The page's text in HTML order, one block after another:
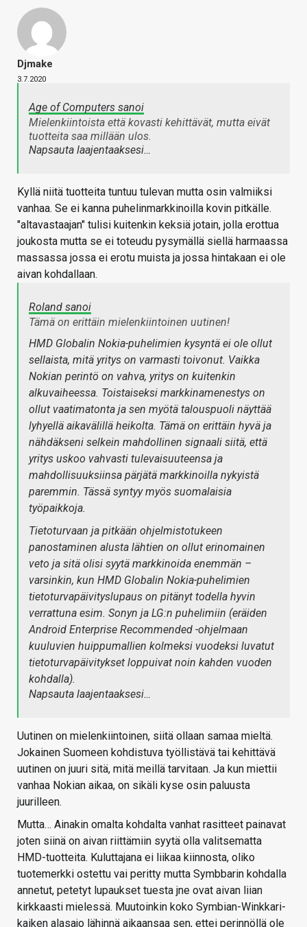
Djmake
3.7.2020
Age of Computers sanoi
Mielenkiintoista että kovasti kehittävät, mutta eivät
tuotteita saa millään ulos.
Napsauta laajentaaksesi…
Kyllä niitä tuotteita tuntuu tulevan mutta osin valmiiksi
vanhaa. Se ei kanna puhelinmarkkinoilla kovin pitkälle.
"altavastaajan" tulisi kuitenkin keksiä jotain, jolla erottua
joukosta mutta se ei toteudu pysymällä siellä harmaassa
massassa jossa ei erotu muista ja jossa hintakaan ei ole
aivan kohdallaan.
Roland sanoi
Tämä on erittäin mielenkiintoinen uutinen!
HMD Globalin Nokia-puhelimien kysyntä ei ole ollut
sellaista, mitä yritys on varmasti toivonut. Vaikka
Nokian perintö on vahva, yritys on kuitenkin
alkuvaiheessa. Toistaiseksi markkinamenestys on
ollut vaatimatonta ja sen myötä talouspuoli näyttää
lyhyellä aikavälillä heikolta. Tämä on erittäin hyvä ja
nähdäkseni selkein mahdollinen signaali siitä, että
yritys uskoo vahvasti tulevaisuuteensa ja
mahdollisuuksiinsa pärjätä markkinoilla nykyistä
paremmin. Tässä syntyy myös suomalaisia
työpaikkoja.
Tietoturvaan ja pitkään ohjelmistotukeen
panostaminen alusta lähtien on ollut erinomainen
veto ja sitä olisi syytä markkinoida enemmän –
varsinkin, kun HMD Globalin Nokia-puhelimien
tietoturvapäivityslupaus on pitänyt todella hyvin
verrattuna esim. Sonyn ja LG:n puhelimiin (eräiden
Android Enterprise Recommended -ohjelmaan
kuuluvien huippumallien kolmeksi vuodeksi luvatut
tietoturvapäivitykset loppuivat noin kahden vuoden
kohdalla).
Napsauta laajentaaksesi…
Uutinen on mielenkiintoinen, siitä ollaan samaa mieltä.
Jokainen Suomeen kohdistuva työllistävä tai kehittävä
uutinen on juuri sitä, mitä meillä tarvitaan. Ja kun miettii
vanhaa Nokian aikaa, on sikäli kyse osin paluusta
juurilleen.
Mutta… Ainakin omalta kohdalta vanhat rasitteet painavat
joten siinä on aivan riittämiin syytä olla valitsematta
HMD-tuotteita. Kuluttajana ei liikaa kiinnosta, oliko
tuotemerkki ostettu vai peritty mutta Symbbarin kohdalla
annetut, petetyt lupaukset tuesta jne ovat aivan liian
kirkkaasti mielessä. Muutoinkin koko Symbian-Winkkari-
kaiken alasajo lähinnä aikaansaa sen, ettei perinnöllä ole